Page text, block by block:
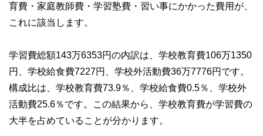
育費・家庭教師費・学習塾費・習い事にかかった費用が、
これに該当します。
学習費総額143万6353円の内訳は、学校教育費106万1350
円、学校給食費7227円、学校外活動費36万7776円です。
構成比は、学校教育費73.9％、学校給食費0.5％、学校外
活動費25.6％です。この結果から、学校教育費が学習費の
大半を占めていることが分かります。